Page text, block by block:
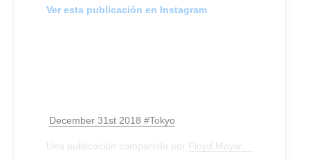
Ver esta publicación en Instagram
December 31st 2018 #Tokyo
Una publicación compartida por Floyd Mayweather